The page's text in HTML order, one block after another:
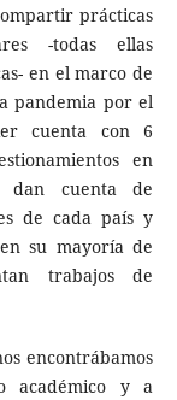
prácticas
-todas ellas
en el marco de
pandemia por el
cuenta con 6
en
dan cuenta de
de cada país y
su mayoría de
trabajos de
encontrábamos
académico y a